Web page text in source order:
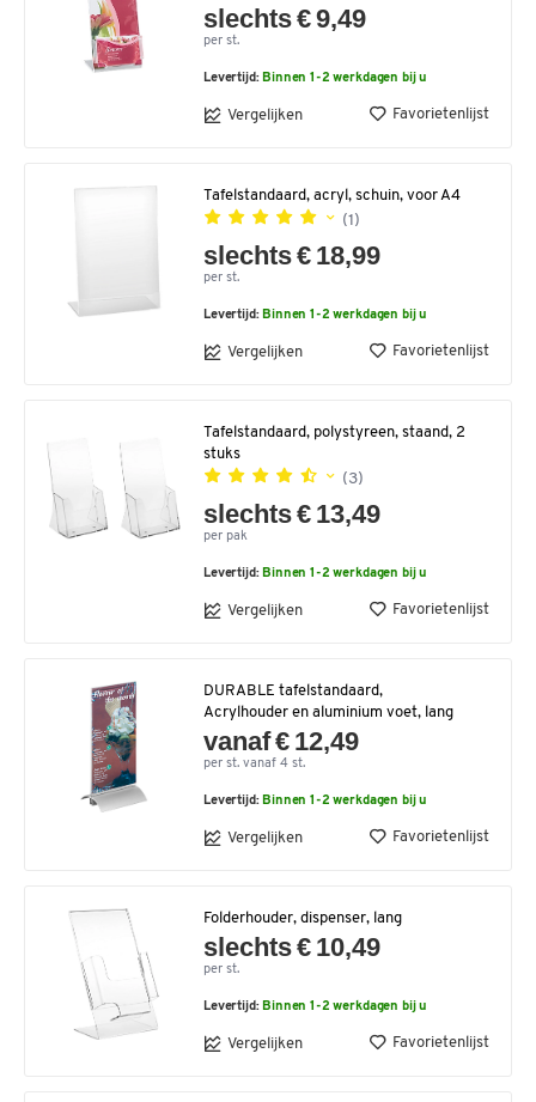
slechts € 9,49
per st.
Levertijd: Binnen 1-2 werkdagen bij u
Vergelijken Favorietenlijst
Tafelstandaard, acryl, schuin, voor A4
(1)
slechts € 18,99
per st.
Levertijd: Binnen 1-2 werkdagen bij u
Vergelijken Favorietenlijst
Tafelstandaard, polystyreen, staand, 2
stuks
(3)
slechts € 13,49
per pak
Levertijd: Binnen 1-2 werkdagen bij u
Vergelijken Favorietenlijst
DURABLE tafelstandaard,
Acrylhouder en aluminium voet, lang
vanaf € 12,49
per st. vanaf 4 st.
Levertijd: Binnen 1-2 werkdagen bij u
Vergelijken Favorietenlijst
Folderhouder, dispenser, lang
slechts € 10,49
per st.
Levertijd: Binnen 1-2 werkdagen bij u
Vergelijken Favorietenlijst